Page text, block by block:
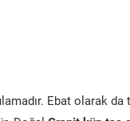
Ebat olarak